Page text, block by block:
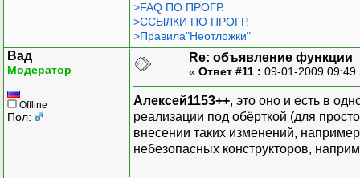
>FAQ ПО ПРОГР.
>ССЫЛКИ ПО ПРОГР.
>Правила"Неотложки"
Вад
Модератор
Offline
Пол:
Re: объявление функции
« Ответ #11 : 09-01-2009
Алексей1153++, это оно и есть в
реализации под обёрткой (для
внесении таких изменений,
небезопасных конструкторов,